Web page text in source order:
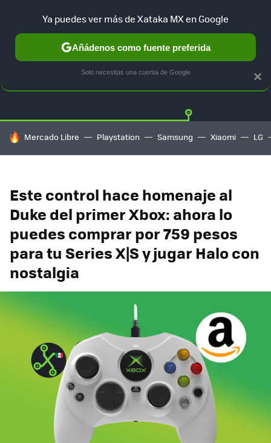
GUÍA DE COMPRAS MERCADO LIBRE
HOY SE HABLA DE
Mercado Libre Playstation Samsung Xiaomi LG
Este control hace homenaje al
Duke del primer Xbox: ahora lo
puedes comprar por 759 pesos
para tu Series X|S y jugar Halo con
nostalgia
×
Ya puedes ver más de Xataka MX en Google
Añádenos como fuente preferida
Solo necesitas una cuenta de Google